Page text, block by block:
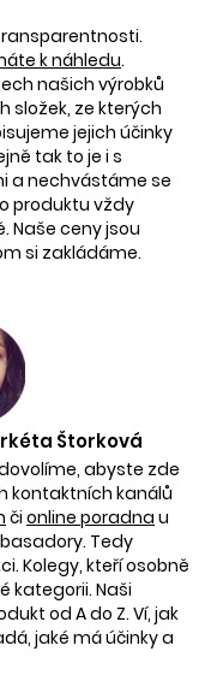
k náhledu.
našich výrobků
složek, ze kterých
jejich účinky
tak to je i s
a nechvástáme se
produktu vždy
Naše ceny jsou
si zakládáme.
Štorková
abyste zde
kontaktních kanálů
či online poradna u
Tedy
Kolegy, kteří osobně
kategorii. Naši
od A do Z. Ví, jak
jaké má účinky a